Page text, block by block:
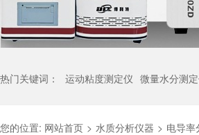
热门关键词： 运动粘度测定仪 微量水分测
您的位置: 网站首页 > 水质分析仪器 > 电导率